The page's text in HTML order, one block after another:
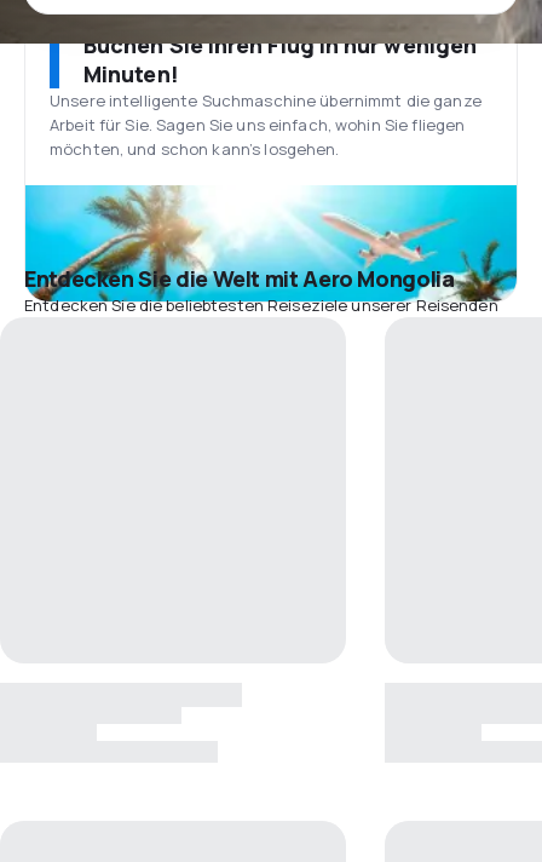
Buchen Sie Ihren Flug in nur wenigen
Minuten!
Unsere intelligente Suchmaschine übernimmt die ganze
Arbeit für Sie. Sagen Sie uns einfach, wohin Sie fliegen
möchten, und schon kann’s losgehen.
Entdecken Sie die Welt mit Aero Mongolia
Entdecken Sie die beliebtesten Reiseziele unserer Reisenden